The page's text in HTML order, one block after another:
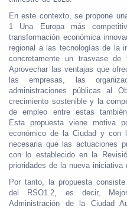
En este contexto, se propone
1 Una Europa más
transformación económica
regional a las tecnologías de la
concretamente un trasvase
Aprovechar las ventajas que
las empresas, las
administraciones públicas al
crecimiento sostenible y la
de empleo entre estas
Esta propuesta viene motiva
económico de la Ciudad y con
necesaria que las actuaciones
con lo establecido en la
prioridades de la nueva iniciativa
Por tanto, la propuesta
del RSO1.2, es decir,
Administración de la Ciudad